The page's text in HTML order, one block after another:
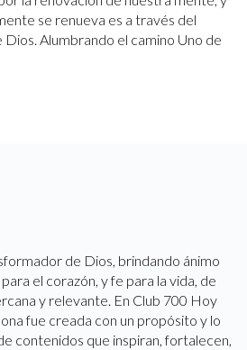
se renueva es a través del
Alumbrando el camino Uno de
de Dios, brindando ánimo
el corazón, y fe para la vida, de
y relevante. En Club 700 Hoy
fue creada con un propósito y lo
contenidos que inspiran, fortalecen,